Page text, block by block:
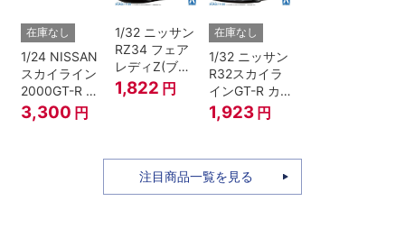
在庫なし
1/24 NISSAN
スカイライン
2000GT-R ス
トリートカス
タム
3,300 円
1/32 ニッサン
RZ34 フェア
レディZ(ブリ
リアントシル
バー)
1,822 円
在庫なし
1/32 ニッサン
R32スカイラ
インGT-R カ
スタムホイー
ル(ブラックパ
ク)
1,923 円
注目商品一覧を見る